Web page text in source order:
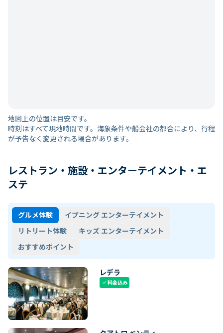
地図上の位置は目安です。
時刻はすべて現地時間です。海象条件や船会社の都合により、行程
が予告なく変更される場合があります。
レストラン・施設・エンターテイメント・エ
ステ
グルメ体験
イブニング エンターテイメント
リトリート体験
キッズ エンターテイメント
おすすめポイント
レデラ
check料金込み